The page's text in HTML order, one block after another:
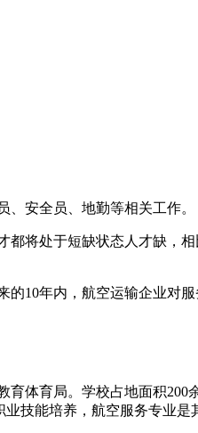
安全员、地勤等相关工作。
将处于短缺状态人才缺，
10年内，航空运输企业对
体育局。学校占地面积
技能培养，航空服务专业是